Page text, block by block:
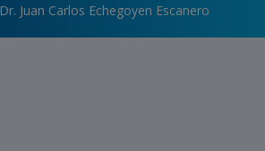
Dr. Juan Carlos Echegoyen Escanero